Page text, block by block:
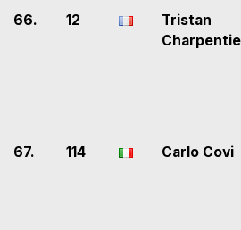
66. 12
Tristan
67. 114 Carlo Covi